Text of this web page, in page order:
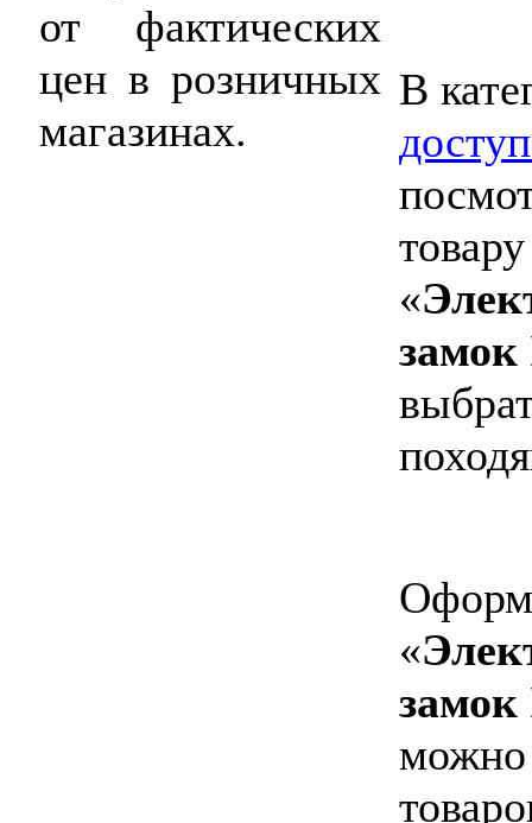
от фактических
цен в розничных
магазинах.
В
товару
«
замок
«
замок
можно